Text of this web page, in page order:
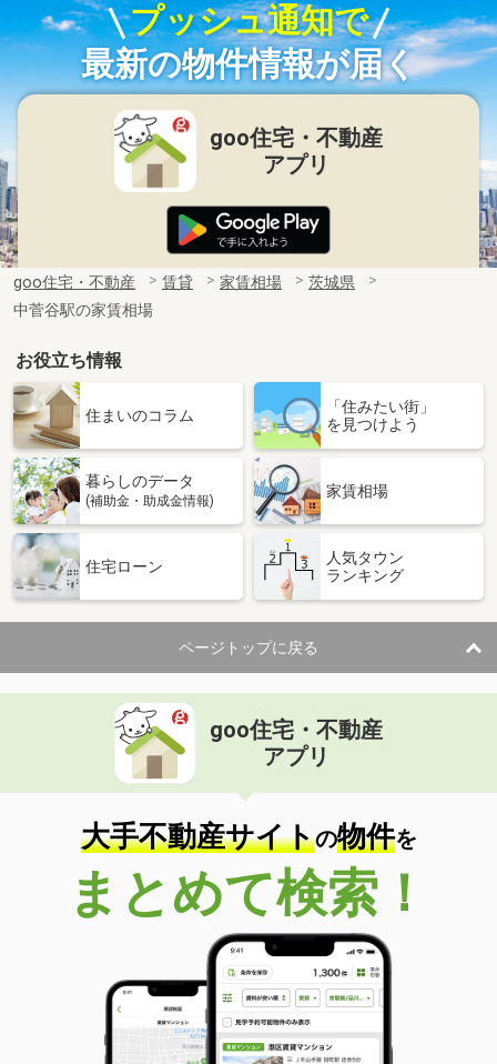
プッシュ通知で
最新の物件情報が届く
goo住宅・不動産
アプリ
goo住宅・不動産 賃貸 家賃相場
茨城県
中菅谷駅の家賃相場
お役立ち情報
住まいのコラム
「住みたい街」
を見つけよう
暮らしのデータ
(補助金・助成金情報)
家賃相場
住宅ローン
人気タウン
ランキング
ページトップに戻る
goo住宅・不動産
アプリ
大手不動産サイトの物件を
まとめて検索！